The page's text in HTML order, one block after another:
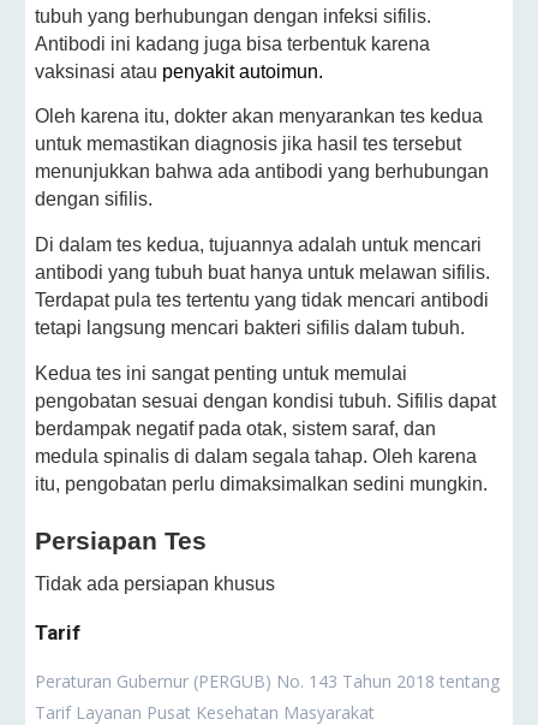
tubuh yang berhubungan dengan infeksi sifilis.
Antibodi ini kadang juga bisa terbentuk karena
vaksinasi atau penyakit autoimun.
Oleh karena itu, dokter akan menyarankan tes kedua
untuk memastikan diagnosis jika hasil tes tersebut
menunjukkan bahwa ada antibodi yang berhubungan
dengan sifilis.
Di dalam tes kedua, tujuannya adalah untuk mencari
antibodi yang tubuh buat hanya untuk melawan sifilis.
Terdapat pula tes tertentu yang tidak mencari antibodi
tetapi langsung mencari bakteri sifilis dalam tubuh.
Kedua tes ini sangat penting untuk memulai
pengobatan sesuai dengan kondisi tubuh. Sifilis dapat
berdampak negatif pada otak, sistem saraf, dan
medula spinalis di dalam segala tahap. Oleh karena
itu, pengobatan perlu dimaksimalkan sedini mungkin.
Persiapan Tes
Tidak ada persiapan khusus
Tarif
Peraturan Gubernur (PERGUB) No. 143 Tahun 2018 tentang
Tarif Layanan Pusat Kesehatan Masyarakat